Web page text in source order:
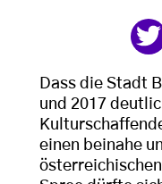
Dass die Stadt
und 2017
einen beinahe